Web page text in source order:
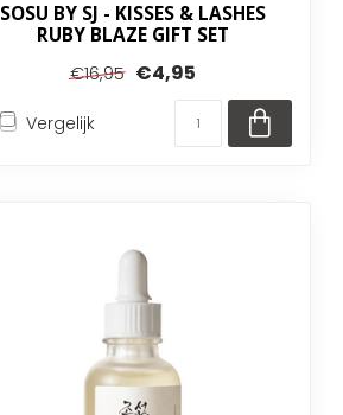
SOSU BY SJ - KISSES & LASHES
RUBY BLAZE GIFT SET
€16,95 €4,95
Vergelijk